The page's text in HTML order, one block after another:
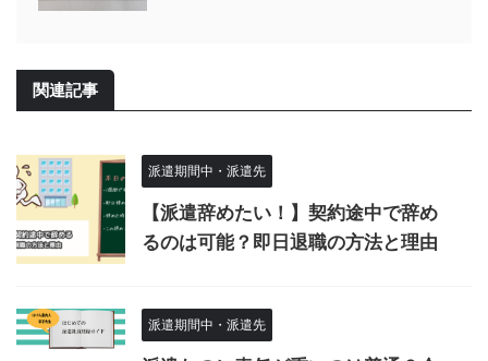
関連記事
派遣期間中・派遣先
【派遣辞めたい！】契約途中で辞め
るのは可能？即日退職の方法と理由
派遣期間中・派遣先